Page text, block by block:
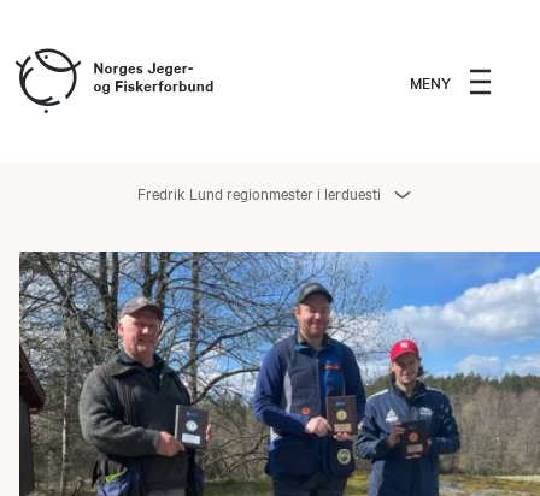
MENY
Fredrik Lund regionmester i lerduesti